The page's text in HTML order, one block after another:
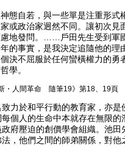
態自若，與一些單是注重形式
或政治家迥然不同。讓初次見
慮地發問。……戶田先生受到軍
的事實，是我決定追隨他的
決不屈服於任何蠻橫權力的勇
學。
・人間革命 隨筆19》第18、19頁
力於和平行動的教育家，亦是
個人的生命中本就存在無限的
府壓迫的創價學會組織。池田
，他們之間的師弟關係，對他